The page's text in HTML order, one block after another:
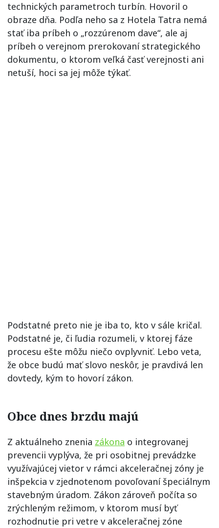
technických parametroch turbín. Hovoril o
obraze dňa. Podľa neho sa z Hotela Tatra nemá
stať iba príbeh o „rozzúrenom dave“, ale aj
príbeh o verejnom prerokovaní strategického
dokumentu, o ktorom veľká časť verejnosti ani
netuší, hoci sa jej môže týkať.
Podstatné preto nie je iba to, kto v sále kričal.
Podstatné je, či ľudia rozumeli, v ktorej fáze
procesu ešte môžu niečo ovplyvniť. Lebo veta,
že obce budú mať slovo neskôr, je pravdivá len
dovtedy, kým to hovorí zákon.
Obce dnes brzdu majú
Z aktuálneho znenia zákona o integrovanej
prevencii vyplýva, že pri osobitnej prevádzke
využívajúcej vietor v rámci akceleračnej zóny je
inšpekcia v zjednotenom povoľovaní špeciálnym
stavebným úradom. Zákon zároveň počíta so
zrýchleným režimom, v ktorom musí byť
rozhodnutie pri vetre v akceleračnej zóne